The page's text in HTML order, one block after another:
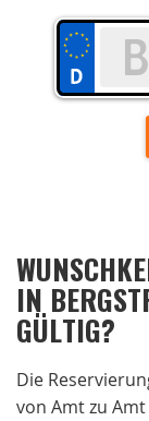
IN
GÜLTIG?
Die
von Amt zu